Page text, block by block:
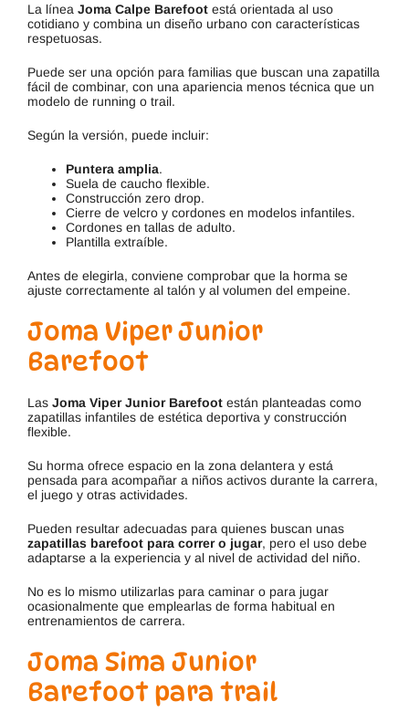
La línea Joma Calpe Barefoot está orientada al uso
cotidiano y combina un diseño urbano con características
respetuosas.
Puede ser una opción para familias que buscan una zapatilla
fácil de combinar, con una apariencia menos técnica que un
modelo de running o trail.
Según la versión, puede incluir:
Puntera amplia.
Suela de caucho flexible.
Construcción zero drop.
Cierre de velcro y cordones en modelos infantiles.
Cordones en tallas de adulto.
Plantilla extraíble.
Antes de elegirla, conviene comprobar que la horma se
ajuste correctamente al talón y al volumen del empeine.
Joma Viper Junior
Barefoot
Las Joma Viper Junior Barefoot están planteadas como
zapatillas infantiles de estética deportiva y construcción
flexible.
Su horma ofrece espacio en la zona delantera y está
pensada para acompañar a niños activos durante la carrera,
el juego y otras actividades.
Pueden resultar adecuadas para quienes buscan unas
zapatillas barefoot para correr o jugar, pero el uso debe
adaptarse a la experiencia y al nivel de actividad del niño.
No es lo mismo utilizarlas para caminar o para jugar
ocasionalmente que emplearlas de forma habitual en
entrenamientos de carrera.
Joma Sima Junior
Barefoot para trail